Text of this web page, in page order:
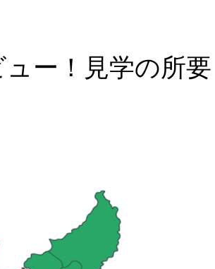
ー！見学の所要